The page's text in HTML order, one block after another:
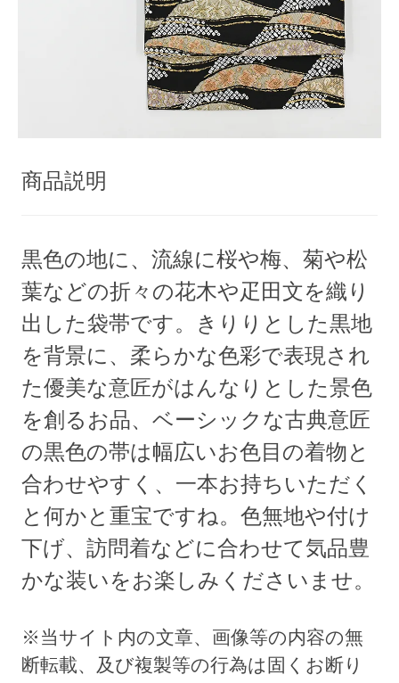
商品説明
黒色の地に、流線に桜や梅、菊や松
葉などの折々の花木や疋田文を織り
出した袋帯です。きりりとした黒地
を背景に、柔らかな色彩で表現され
た優美な意匠がはんなりとした景色
を創るお品、ベーシックな古典意匠
の黒色の帯は幅広いお色目の着物と
合わせやすく、一本お持ちいただく
と何かと重宝ですね。色無地や付け
下げ、訪問着などに合わせて気品豊
かな装いをお楽しみくださいませ。